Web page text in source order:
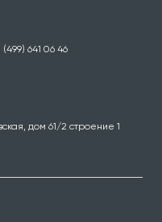
дом 61/2 строение 1